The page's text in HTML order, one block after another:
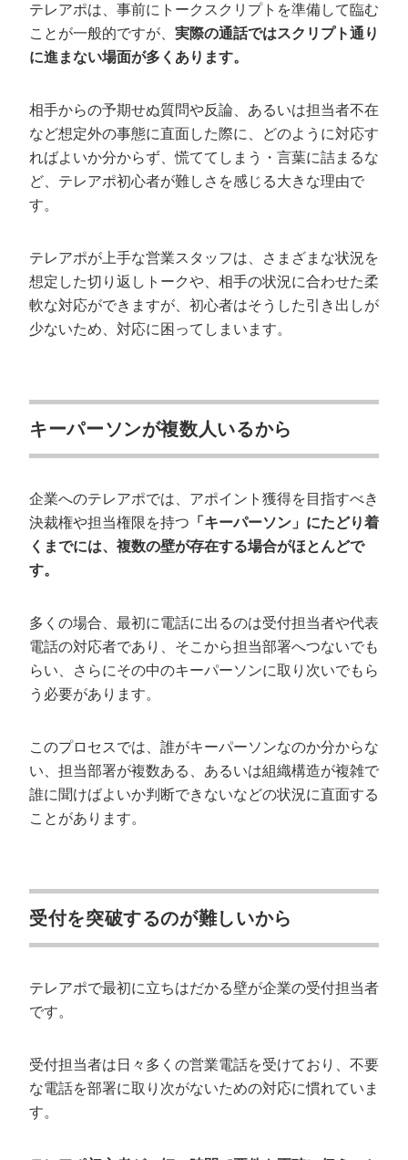
テレアポは、事前にトークスクリプトを準備して臨む
ことが一般的ですが、 実際の通話ではスクリプト通り
に進まない場面が多くあります。
相手からの予期せぬ質問や反論、あるいは担当者不在
など想定外の事態に直面した際に、どのように対応す
ればよいか分からず、慌ててしまう・言葉に詰まるな
ど、テレアポ初心者が難しさを感じる大きな理由で
す。
テレアポが上手な営業スタッフは、さまざまな状況を
想定した切り返しトークや、相手の状況に合わせた柔
軟な対応ができますが、初心者はそうした引き出しが
少ないため、対応に困ってしまいます。
キーパーソンが複数人いるから
企業へのテレアポでは、アポイント獲得を目指すべき
決裁権や担当権限を持つ 「キーパーソン」にたどり着
くまでには、複数の壁が存在する場合がほとんどで
す。
多くの場合、最初に電話に出るのは受付担当者や代表
電話の対応者であり、そこから担当部署へつないでも
らい、さらにその中のキーパーソンに取り次いでもら
う必要があります。
このプロセスでは、誰がキーパーソンなのか分からな
い、担当部署が複数ある、あるいは組織構造が複雑で
誰に聞けばよいか判断できないなどの状況に直面する
ことがあります。
受付を突破するのが難しいから
テレアポで最初に立ちはだかる壁が企業の受付担当者
です。
受付担当者は日々多くの営業電話を受けており、不要
な電話を部署に取り次がないための対応に慣れていま
す。